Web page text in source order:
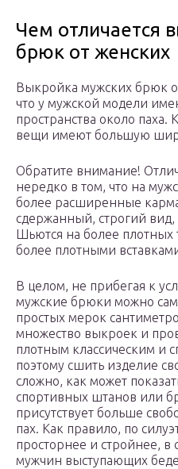
Чем отличается
брюк от женских
Выкройка мужских брюк
что у мужской модели
пространства около
вещи имеют большую
Обратите внимание!
нередко в том, что на
более расширенные
сдержанный, строгий
Шьются на более плотных
более плотными
В целом, не прибегая к
мужские брюки можно
простых мерок
множество выкроек и
плотным классическим и
поэтому сшить изделие
сложно, как может
спортивных штанов или
присутствует больше
пах. Как правило, по
просторнее и стройнее, в
мужчин выступающих